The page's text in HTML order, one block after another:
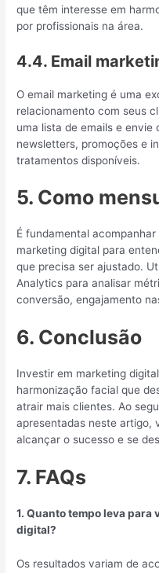
que têm interesse em
por profissionais na área.
4.4. Email
O email marketing é uma
relacionamento com seus
uma lista de emails e
newsletters, promoções e
tratamentos disponíveis.
5. Como
É fundamental
marketing digital para
que precisa ser ajustado.
Analytics para analisar
conversão, engajamento
6. Conclusão
Investir em marketing
harmonização facial que
atrair mais clientes. Ao
apresentadas neste artigo,
alcançar o sucesso e se
7. FAQs
1. Quanto tempo leva
digital?
Os resultados variam de